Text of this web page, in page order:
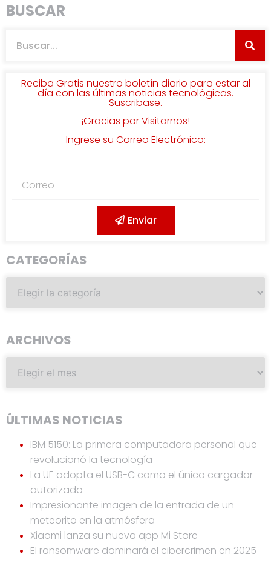
BUSCAR
Reciba Gratis nuestro boletín diario para estar al
día con las últimas noticias tecnológicas.
Suscribase.
¡Gracias por Visitarnos!
Ingrese su Correo Electrónico:
Enviar
CATEGORÍAS
ARCHIVOS
ÚLTIMAS NOTICIAS
IBM 5150: La primera computadora personal que
revolucionó la tecnología
La UE adopta el USB-C como el único cargador
autorizado
Impresionante imagen de la entrada de un
meteorito en la atmósfera
Xiaomi lanza su nueva app Mi Store
El ransomware dominará el cibercrimen en 2025